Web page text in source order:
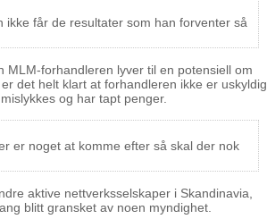
ikke får de resultater som han forventer så
MLM-forhandleren lyver til en potensiell om
det helt klart at forhandleren ikke er uskyldig
og har tapt penger.
er noget at komme efter så skal der nok
aktive nettverksselskaper i Skandinavia,
blitt gransket av noen myndighet.